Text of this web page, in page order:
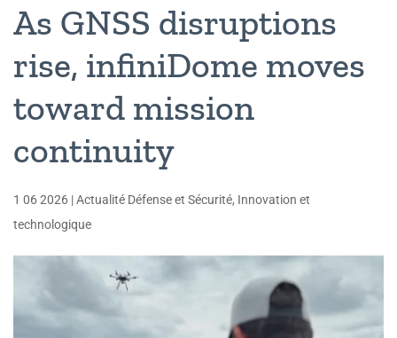
As GNSS disruptions
rise, infiniDome moves
toward mission
continuity
1 06 2026 |Actualité Défense et Sécurité, Innovation et
technologique